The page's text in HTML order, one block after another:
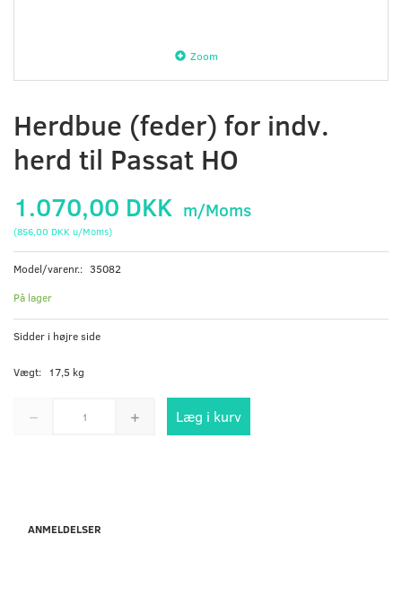
Zoom
Herdbue (feder) for indv.
herd til Passat HO
1.070,00 DKK m/Moms
(856,00 DKK u/Moms)
Model/varenr.: 35082
På lager
Sidder i højre side
Vægt: 17,5 kg
Læg i kurv
ANMELDELSER